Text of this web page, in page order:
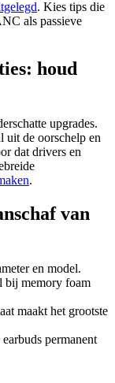
. Kies tips die
als passieve
houd
upgrades.
de oorschelp en
dat drivers en
.
van
en model.
bij memory foam
maakt het grootste
permanent